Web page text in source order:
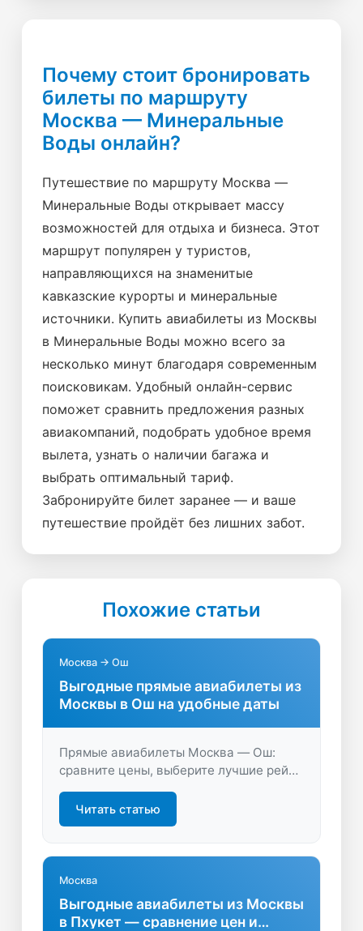
Почему стоит бронировать
билеты по маршруту
Москва — Минеральные
Воды онлайн?
Путешествие по маршруту Москва —
Минеральные Воды открывает массу
возможностей для отдыха и бизнеса. Этот
маршрут популярен у туристов,
направляющихся на знаменитые
кавказские курорты и минеральные
источники. Купить авиабилеты из Москвы
в Минеральные Воды можно всего за
несколько минут благодаря современным
поисковикам. Удобный онлайн-сервис
поможет сравнить предложения разных
авиакомпаний, подобрать удобное время
вылета, узнать о наличии багажа и
выбрать оптимальный тариф.
Забронируйте билет заранее — и ваше
путешествие пройдёт без лишних забот.
Похожие статьи
Москва → Ош
Выгодные прямые авиабилеты из
Москвы в Ош на удобные даты
Прямые авиабилеты Москва — Ош:
сравните цены, выберите лучшие рейсы
сервис LastBilet.ru поможет быстро
найти оптимальный вариант для вашего
Читать статью
Москва
Выгодные авиабилеты из Москвы
в Пхукет — сравнение цен и